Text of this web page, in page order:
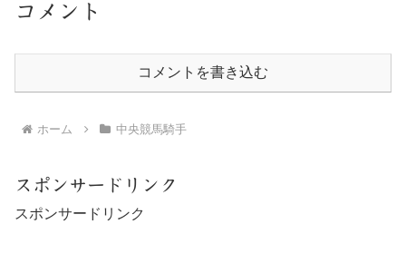
コメント
コメントを書き込む
ホーム 中央競馬騎手
スポンサードリンク
スポンサードリンク